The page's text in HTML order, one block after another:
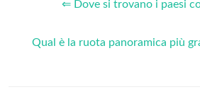
⇐ Dove si trovano i paesi
Qual è la ruota panoramica più